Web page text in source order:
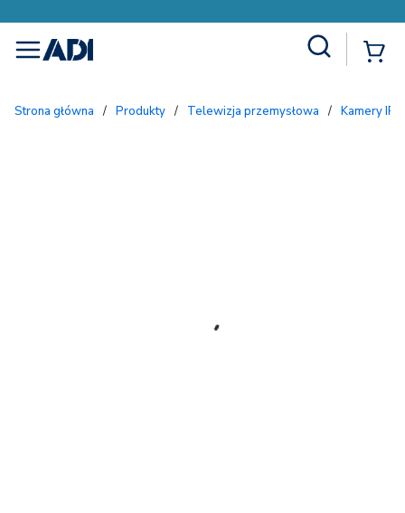
menu
Strona główna / Produkty / Telewizja przemysłowa / Kamery IP